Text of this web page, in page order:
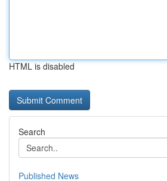
HTML is disabled
Search
Published News